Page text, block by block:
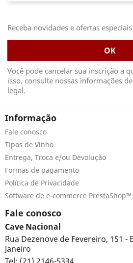
Receba novidades e ofertas especiais
Você pode cancelar sua inscrição a
isso, consulte nossas informações
legal.
Informação
Fale conosco
Tipos de Vinho
Entrega, Troca e/ou Devolução
Formas de pagamento
Política de Privacidade
Software de e-commerce PrestaShop™
Fale conosco
Cave Nacional
Rua Dezenove de Fevereiro, 151 -
Janeiro